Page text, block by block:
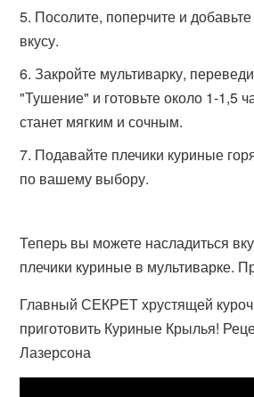
Посолите, поперчите и
вкусу.
Закройте мультиварку,
"Тушение" и готовьте около 1-1,5
станет мягким и сочным.
Подавайте плечики куриные
по вашему выбору.
Теперь вы можете насладиться
плечики куриные в мультиварке.
Главный СЕКРЕТ хрустящей
приготовить Куриные Крылья!
Лазерсона